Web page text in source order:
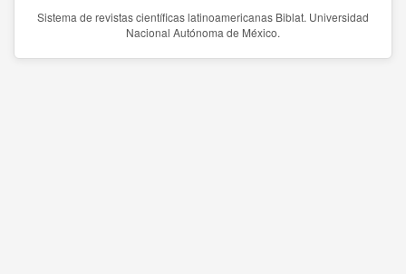
Sistema de revistas científicas latinoamericanas Biblat. Universidad
Nacional Autónoma de México.